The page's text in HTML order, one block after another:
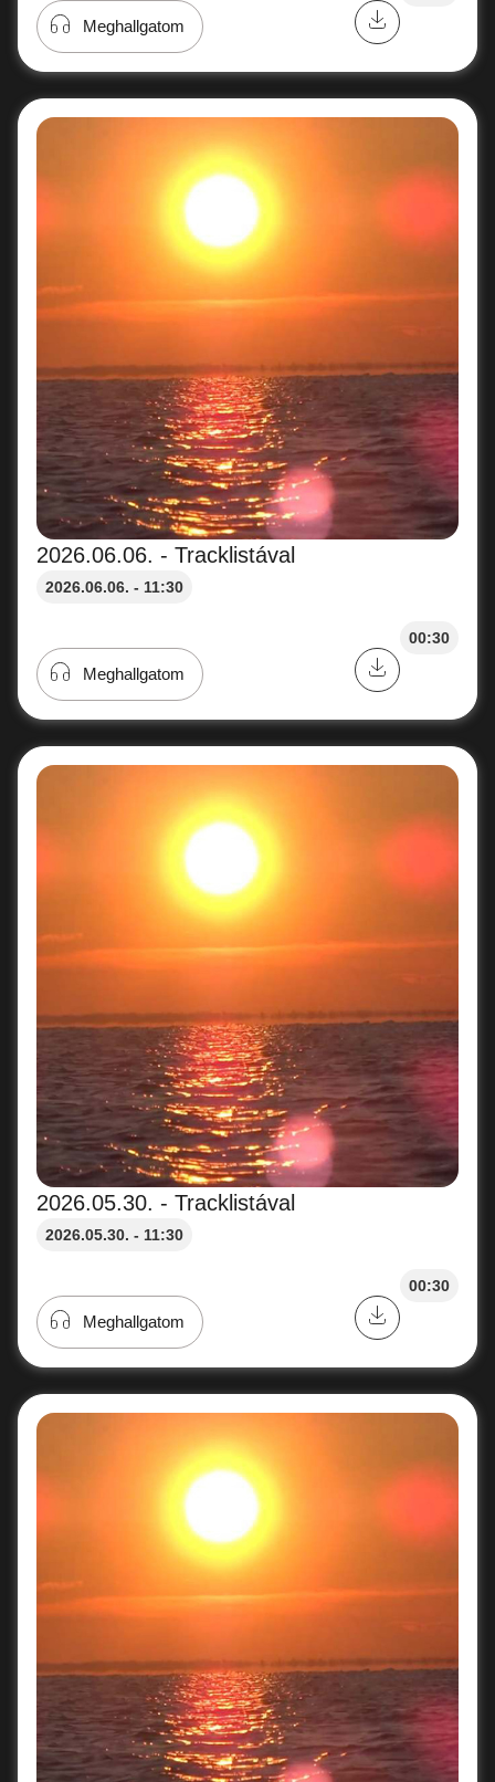
Meghallgatom
2026.06.06. - Tracklistával
2026.06.06. - 11:30
00:30
Meghallgatom
2026.05.30. - Tracklistával
2026.05.30. - 11:30
00:30
Meghallgatom